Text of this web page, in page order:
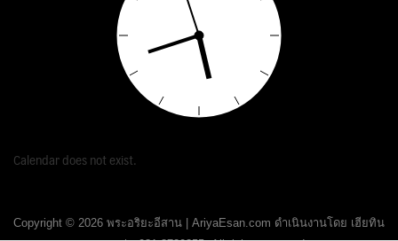
Calendar does not exist.
Copyright © 2026 พระอริยะอีสาน | AriyaEsan.com ดำเนินงานโดย เฮียทิน